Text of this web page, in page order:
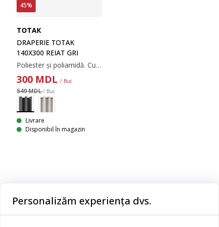
45%
TOTAK
DRAPERIE TOTAK
140X300 REIAT GRI
Poliester și poliamidă. Cu ochiuri. 1 x 140 x 300 cm
300 MDL / Buc
549 MDL/ Buc
Livrare
Disponibil în magazin
Personalizăm experiența dvs.